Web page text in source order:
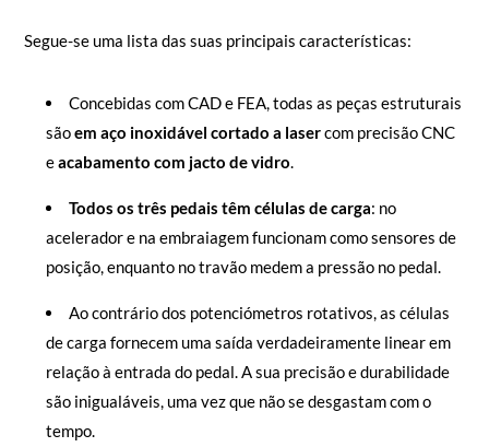
Segue-se uma lista das suas principais características:
Concebidas com CAD e FEA, todas as peças estruturais
sãoem aço inoxidável cortado a lasercom precisão CNC
eacabamento com jacto de vidro.
Todos os três pedais têm células de carga: no
acelerador e na embraiagem funcionam como sensores de
posição, enquanto no travão medem a pressão no pedal.
Ao contrário dos potenciómetros rotativos, as células
de carga fornecem uma saída verdadeiramente linear em
relação à entrada do pedal. A sua precisão e durabilidade
são inigualáveis, uma vez que não se desgastam com o
tempo.